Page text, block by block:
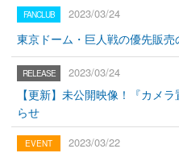
2023/03/24
東京ドーム・巨人戦の優先販売
2023/03/24
【更新】未公開映像！『カメ
らせ
2023/03/22